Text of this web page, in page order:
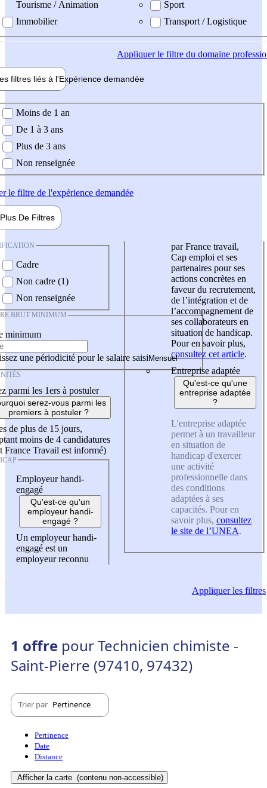
Tourisme / Animation
Immobilier
Sport
Transport / Logistique
Appliquerle filtre du domaine
filtres liés à l'Expérience demandée
demandée
Moins de 1 an
De 1 à 3 ans
Plus de 3 ans
Non renseignée
le filtre de l'expérience demandée
Plus De Filtres
Cadre
Non cadre (1)
Non renseignée
BRUT MINIMUM
minimum
une périodicité pour le salaire saisi
parmi les 1ers à postuler
serez-vous parmi les
premiers à postuler ?
de plus de 15 jours,
moins de 4 candidatures
France Travail est informé)
Employeur handi-
engagé
Qu'est-ce qu'un
employeur handi-
engagé ?
Un employeur handi-
engagé est un
employeur reconnu
par France travail,
Cap emploi et ses
partenaires pour ses
actions concrètes en
faveur du recrutement,
de l’intégration et de
l’accompagnement de
ses collaborateurs en
situation de handicap.
Pour en savoir plus,
consultez cet article.
Entreprise adaptée
Qu'est-ce qu'une
entreprise adaptée
?
L'entreprise adaptée
permet à un travailleur
en situation de
handicap d'exercer
une activité
professionnelle dans
des conditions
adaptées à ses
capacités. Pour en
savoir plus, consultez
le site de l’UNEA.
Appliquerles filtres
1 offre pour Technicien chimiste -
Saint-Pierre (97410, 97432)
Trier par Pertinence
Pertinence
Date
Distance
Afficher la carte (contenu non-accessible)